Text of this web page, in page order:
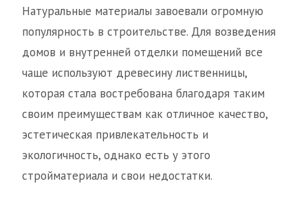
Натуральные материалы завоевали огромную
популярность в строительстве. Для возведения
домов и внутренней отделки помещений все
чаще используют древесину лиственницы,
которая стала востребована благодаря таким
своим преимуществам как отличное качество,
эстетическая привлекательность и
экологичность, однако есть у этого
стройматериала и свои недостатки.